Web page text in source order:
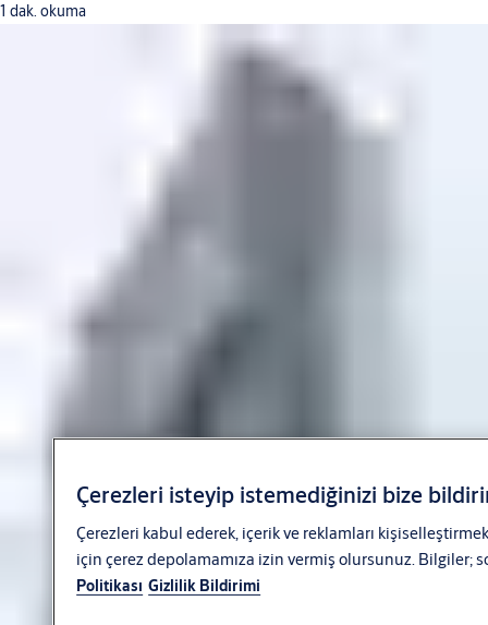
1 dak. okuma
Çerezleri isteyip istemediğinizi bize
Çerezleri kabul ederek, içerik ve reklamları
için çerez depolamamıza izin vermiş olursunuz. Bilgiler;
Politikası Gizlilik Bildirimi